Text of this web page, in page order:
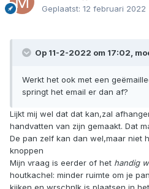
Geplaatst: 12 februari 2022
Op 11-2-2022 om 17:02,
Werkt het ook met een
springt het email er dan af?
Lijkt mij wel dat dat kan,zal
handvatten van zijn gemaakt. Dat
De pan zelf kan dan wel,maar niet
knoppen
Mijn vraag is eerder of het handig
houtkachel: minder ruimte om je